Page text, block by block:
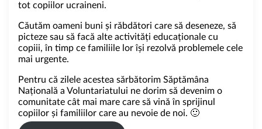
tot copiilor ucraineni.
Căutăm oameni buni și răbdători care să deseneze, să
picteze sau să facă alte activități educaționale cu
copiii, în timp ce familiile lor își rezolvă problemele cele
mai urgente.
Pentru că zilele acestea sărbătorim Săptămâna
Națională a Voluntariatului ne dorim să devenim o
comunitate cât mai mare care să vină în sprijinul
copiilor și familiilor care au nevoie de noi. 🙂